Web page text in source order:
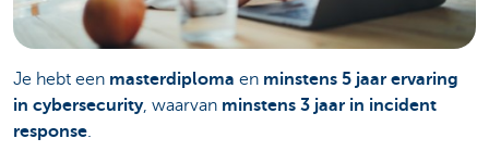
Je hebt een masterdiploma en minstens 5 jaar ervaring
in cybersecurity, waarvan minstens 3 jaar in incident
response.